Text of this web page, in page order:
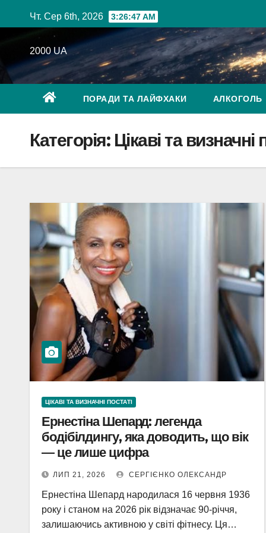
до
Чт. Сер 6th, 2026 3:26:48 AM
2000 UA
ПОРАДИ ТА ЛАЙФХАКИ АЛКОГОЛЬ
Категорія: Цікаві та визначні
ЦІКАВІ ТА ВИЗНАЧНІ ПОСТАТІ
Ернестіна Шепард: легенда
бодібілдингу, яка доводить, що вік
— це лише цифра
ЛИП 21, 2026 СЕРГІЄНКО ОЛЕКСАНДР
Ернестіна Шепард народилася 16 червня 1936
року і станом на 2026 рік відзначає 90-річчя,
залишаючись активною у світі фітнесу. Ця…